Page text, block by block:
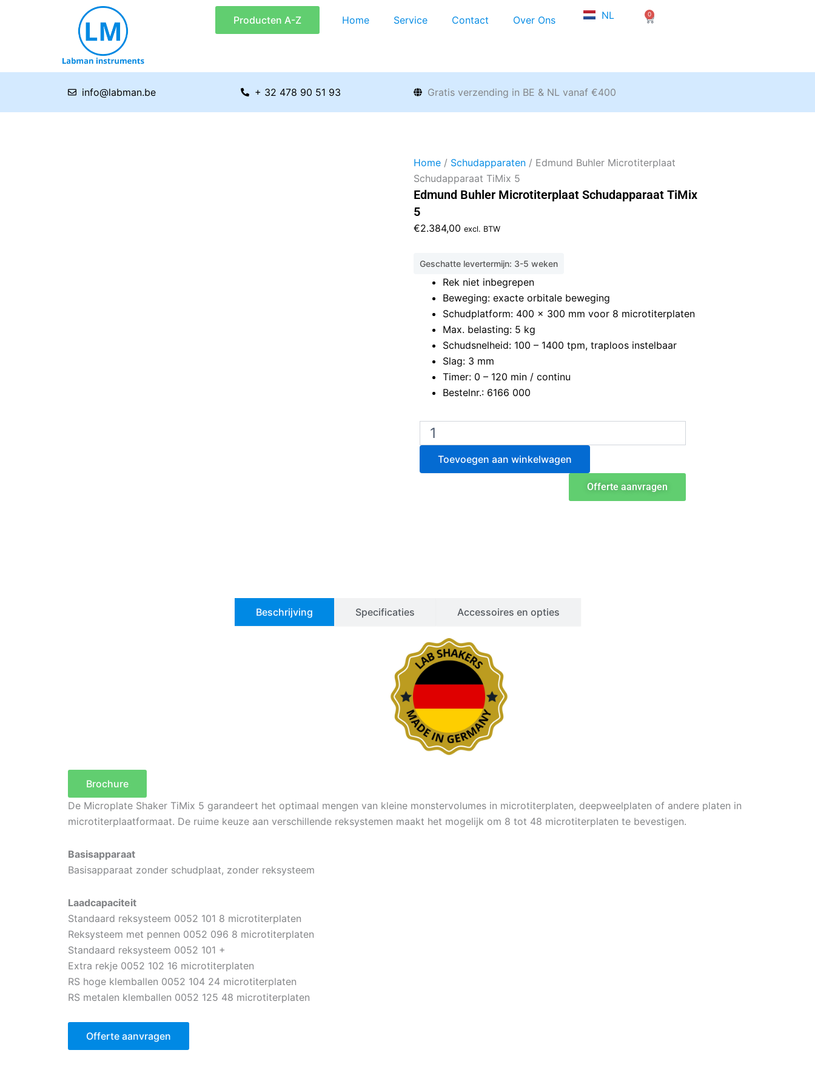
Producten A-Z Home Service Contact Over Ons NL
EN
0
Winkelwagen
info@labman.be + 32 478 90 51 93 Gratis verzending in BE & NL vanaf €400
Home / Schudapparaten / Edmund Buhler Microtiterplaat
Schudapparaat TiMix 5
Edmund Buhler Microtiterplaat Schudapparaat TiMix
5
€2.384,00 excl. BTW
Geschatte levertermijn: 3-5 weken
Rek niet inbegrepen
Beweging: exacte orbitale beweging
Schudplatform: 400 x 300 mm voor 8 microtiterplaten
Max. belasting: 5 kg
Schudsnelheid: 100 – 1400 tpm, traploos instelbaar
Slag: 3 mm
Timer: 0 – 120 min / continu
Bestelnr.: 6166 000
Edmund
Buhler
Microtiterplaat
Schudapparaat
TiMix
Toevoegen aan winkelwagen
Offerte aanvragen
Beschrijving Specificaties Accessoires en opties
Brochure
De Microplate Shaker TiMix 5 garandeert het optimaal mengen van kleine monstervolumes in microtiterplaten, deepweelplaten of andere platen in
microtiterplaatformaat. De ruime keuze aan verschillende reksystemen maakt het mogelijk om 8 tot 48 microtiterplaten te bevestigen.
Basisapparaat
Basisapparaat zonder schudplaat, zonder reksysteem
Laadcapaciteit
Standaard reksysteem 0052 101 8 microtiterplaten
Reksysteem met pennen 0052 096 8 microtiterplaten
Standaard reksysteem 0052 101 +
Extra rekje 0052 102 16 microtiterplaten
RS hoge klemballen 0052 104 24 microtiterplaten
RS metalen klemballen 0052 125 48 microtiterplaten
Offerte aanvragen